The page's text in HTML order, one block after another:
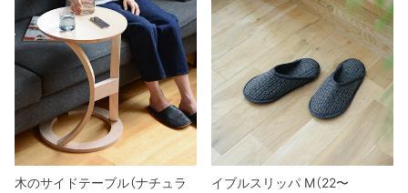
木のサイドテーブル（ナチュラ
イブルスリッパ M（22〜